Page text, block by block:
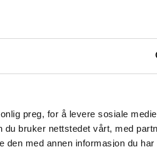
preg, for å levere sosiale
bruker nettstedet vårt, med
med annen informasjon du
motstanderne regnet